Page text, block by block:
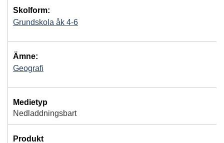
Skolform:
Grundskola åk 4-6
Ämne:
Geografi
Medietyp
Nedladdningsbart
Produkt